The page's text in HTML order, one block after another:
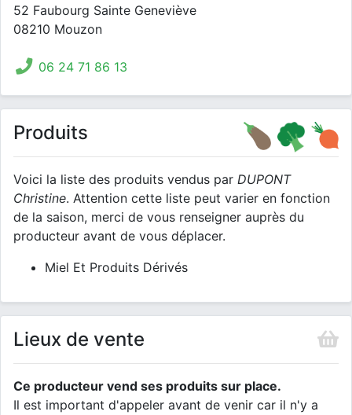
52 Faubourg Sainte Geneviève
08210 Mouzon
06 24 71 86 13
Produits
Voici la liste des produits vendus par DUPONT
Christine. Attention cette liste peut varier en fonction
de la saison, merci de vous renseigner auprès du
producteur avant de vous déplacer.
Miel Et Produits Dérivés
Lieux de vente
Ce producteur vend ses produits sur place.
Il est important d'appeler avant de venir car il n'y a